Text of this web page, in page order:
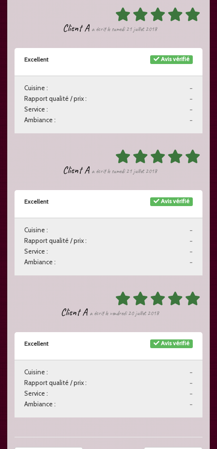
Client A a écrit le samedi 21 juillet 2018
Avis vérifié
Excellent
-
Cuisine :
-
Rapport qualité / prix :
-
Service :
-
Ambiance :
Client A a écrit le samedi 21 juillet 2018
Avis vérifié
Excellent
-
Cuisine :
-
Rapport qualité / prix :
-
Service :
-
Ambiance :
Client A a écrit le vendredi 20 juillet 2018
Avis vérifié
Excellent
-
Cuisine :
-
Rapport qualité / prix :
-
Service :
-
Ambiance :